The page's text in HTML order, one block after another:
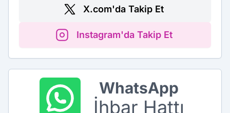
X.com'da Takip Et
Instagram'da Takip Et
WhatsApp
İhbar Hattı